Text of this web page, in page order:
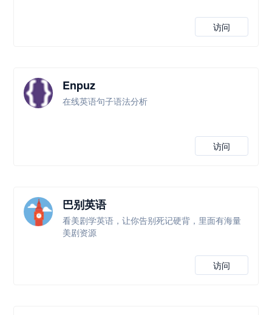
访问
Enpuz
在线英语句子语法分析
访问
巴别英语
看美剧学英语，让你告别死记硬背，里面有海量
美剧资源
访问